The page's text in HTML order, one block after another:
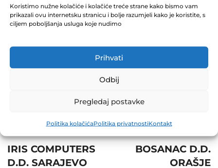
Koristimo nužne kolačiće i kolačiće treće strane kako bismo vam
prikazali ovu internetsku stranicu i bolje razumjeli kako je koristite, s
ciljem poboljšanja usluga koje nudimo
Prihvati
Odbij
Pregledaj postavke
Politika kolačićaPolitika privatnostiKontakt
July 25, 2019
0 Comments
25IZV
Share
navigation
IRIS COMPUTERS
D.D. SARAJEVO
BOSANAC D.D.
ORAŠJE